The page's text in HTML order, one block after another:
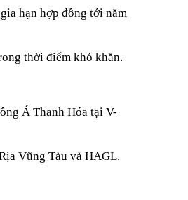
hạn hợp đồng tới năm
thời điểm khó khăn.
Á Thanh Hóa tại V-
Vũng Tàu và HAGL.